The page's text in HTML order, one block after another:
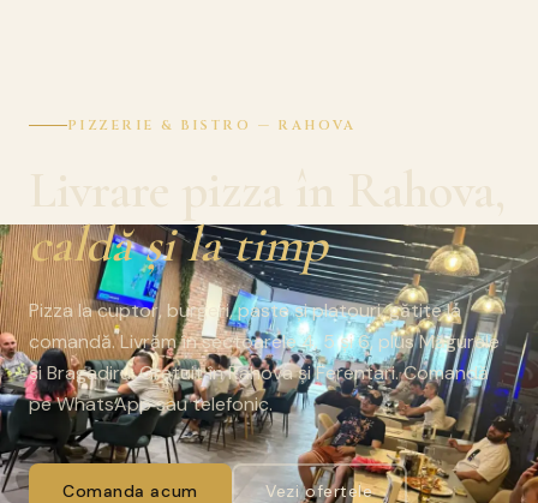
PIZZERIE & BISTRO — RAHOVA
Livrare pizza în Rahova,
caldă și la timp
Pizza la cuptor, burgeri, paste și platouri, gătite la
comandă. Livrăm în sectoarele 4, 5 și 6, plus Măgurele
și Bragadiru. Gratuit în Rahova și Ferentari. Comandă
pe WhatsApp sau telefonic.
Comanda acum Vezi ofertele